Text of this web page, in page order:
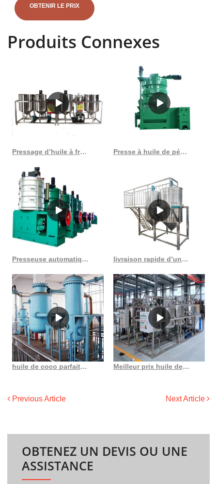
métabolisme du tissu juste au-dessous de la peau. Cocooné dans
une couverture chaude et thermique, votre corps éliminera les
OBTENIR LE PRIX
Produits Connexes
Pressage d’huile à froid syzx24 avec machine à double arbre du Turkménistan Presse à huile de pépins de raisin, longue durabilité, machines à huile au Sénégal
Presseuse automatique de graines oléagineuses de colza au Burkina Faso livraison rapide d’une presse à huile de son de riz haute performance au Cameroun
huile de coco parfaite extra non raffinée pressée à froid bio du Cameroun Meilleur prix huile de graines de sésame presse à froid machine japon acheter sésame
Previous Article Next Article
OBTENEZ UN DEVIS OU UNE
ASSISTANCE